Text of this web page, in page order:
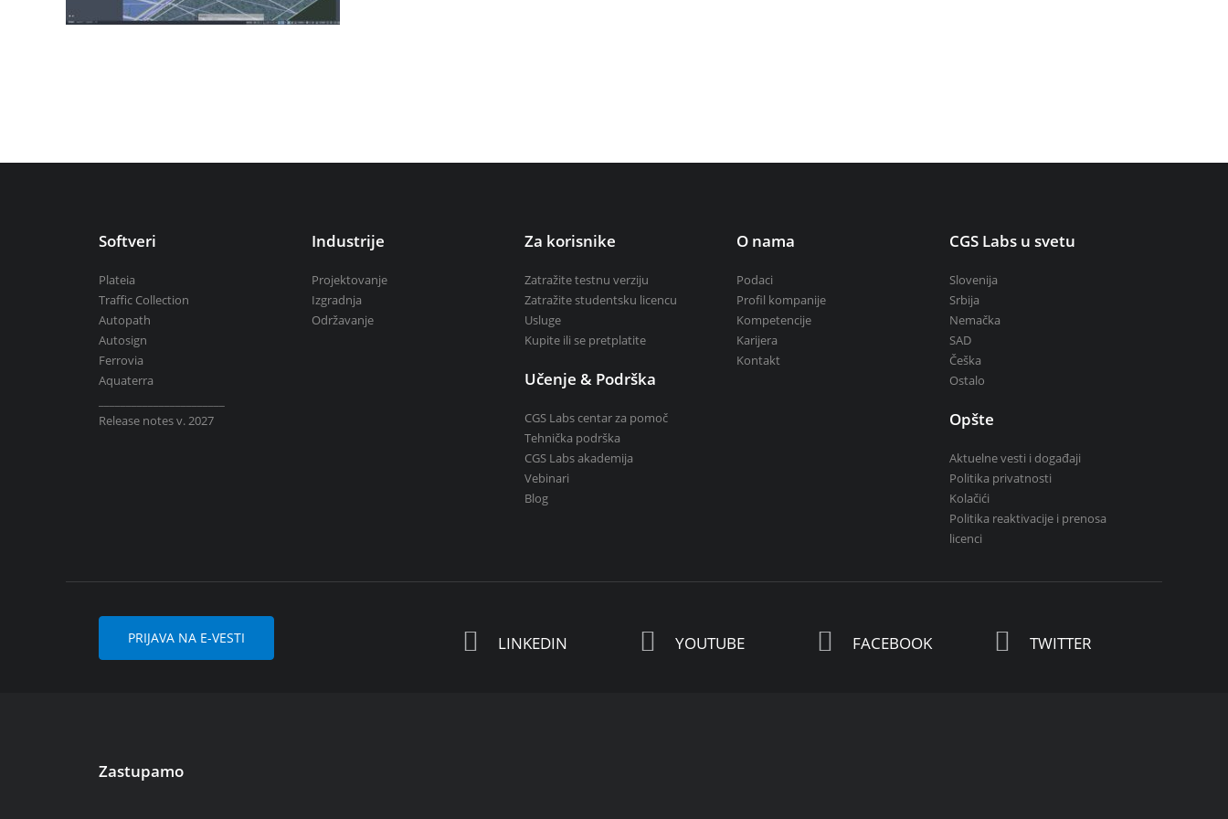
Softveri
Plateia
Traffic Collection
Autopath
Autosign
Ferrovia
Aquaterra
Release notes v. 2027
Industrije
Projektovanje
Izgradnja
Održavanje
Za korisnike
Zatražite testnu verziju
Zatražite studentsku licencu
Usluge
Kupite ili se pretplatite
Učenje & Podrška
CGS Labs centar za pomoč
Tehnička podrška
CGS Labs akademija
Vebinari
Blog
O nama
Podaci
Profil kompanije
Kompetencije
Karijera
Kontakt
CGS Labs u svetu
Slovenija
Srbija
Nemačka
SAD
Češka
Ostalo
Opšte
Aktuelne vesti i događaji
Politika privatnosti
Kolačići
Politika reaktivacije i prenosa
licenci
PRIJAVA NA E-VESTI LINKEDIN YOUTUBE FACEBOOK TWITTER
Zastupamo